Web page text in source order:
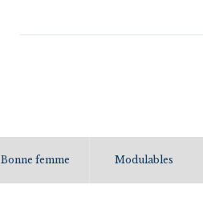
Bonne femme Modulables